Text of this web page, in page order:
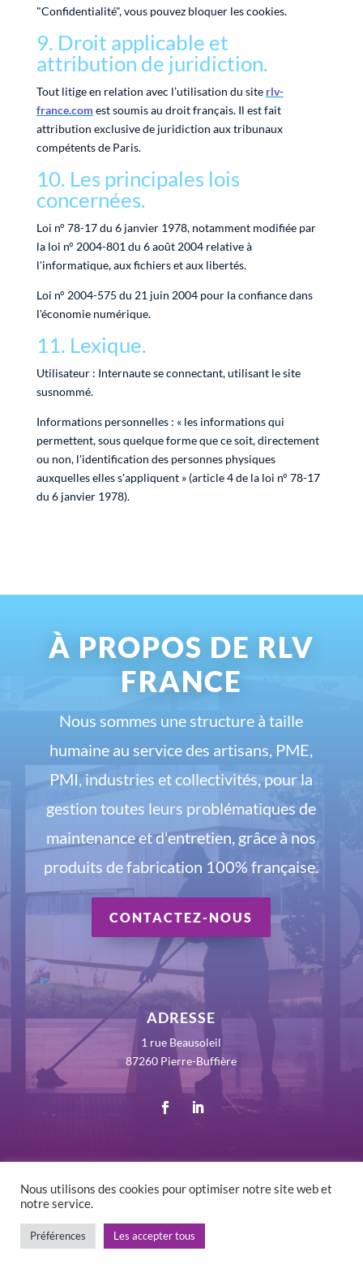
"Confidentialité", vous pouvez bloquer les cookies.
9. Droit applicable et
attribution de juridiction.
Tout litige en relation avec l’utilisation du site rlv-
france.com est soumis au droit français. Il est fait
attribution exclusive de juridiction aux tribunaux
compétents de Paris.
10. Les principales lois
concernées.
Loi n° 78-17 du 6 janvier 1978, notamment modifiée par
la loi n° 2004-801 du 6 août 2004 relative à
l'informatique, aux fichiers et aux libertés.
Loi n° 2004-575 du 21 juin 2004 pour la confiance dans
l'économie numérique.
11. Lexique.
Utilisateur : Internaute se connectant, utilisant le site
susnommé.
Informations personnelles : « les informations qui
permettent, sous quelque forme que ce soit, directement
ou non, l'identification des personnes physiques
auxquelles elles s'appliquent » (article 4 de la loi n° 78-17
du 6 janvier 1978).
À PROPOS DE RLV
FRANCE
Nous sommes une structure à taille
humaine au service des artisans, PME,
PMI, industries et collectivités, pour la
gestion toutes leurs problématiques de
maintenance et d'entretien, grâce à nos
produits de fabrication 100% française.
CONTACTEZ-NOUS
ADRESSE
1 rue Beausoleil
87260 Pierre-Buffière
©2026 RLV France - Tous droits réservés -
légales-Politique de confidentialité
Nous utilisons des cookies pour optimiser notre site web et
notre service.
Préférences Les accepter tous